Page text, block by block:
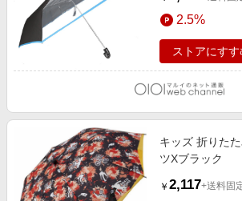
2.5%
ストアにすす
キッズ 折りた
ツXブラック
￥ 2,117+送料固